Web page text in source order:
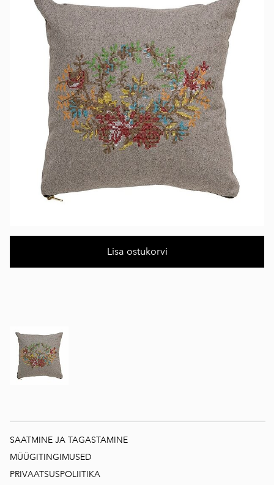
Lisa ostukorvi
SAATMINE JA TAGASTAMINE
MÜÜGITINGIMUSED
PRIVAATSUSPOLIITIKA